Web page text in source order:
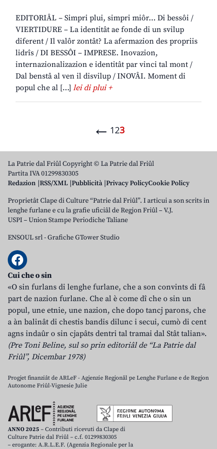
EDITORIÂL – Simpri plui, simpri miôr… Di bessôi /
VIERTIDURE – La identitât ae fonde di un svilup
diferent / Il valôr zontât? La afermazion des propriis
lidrîs / DI BESSÔI – IMPRESE. Inovazion,
internazionalizazion e identitât par vinci tal mont /
Dal benstâ al ven il disvilup / INOVÂI. Moment di
popul che al […] lei di plui +
← 123
La Patrie dal Friûl Copyright © La Patrie dal Friûl
Partita IVA 01299830305
Redazion RSS/XML Pubblicità Privacy PolicyCookie Policy
Proprietât Clape di Culture “Patrie dal Friûl”. I articui a son scrits in
lenghe furlane e cu la grafie uficiâl de Regjon Friûl – V.J.
USPI – Union Stampe Periodiche Taliane
ENSOUL srl-Grafiche GTower Studio
Cui che o sin
«O sin furlans di lenghe furlane, che a son convints di fâ
part de nazion furlane. Che al è come dî che o sin un
popul, une etnie, une nazion, che dopo tancj parons, che
a àn balinât di chestis bandis dilunc i secui, cumò di cent
agns indaûr o sin cjapâts dentri tal tramai dal Stât talian».
(Pre Toni Beline, sul so prin editoriâl de “La Patrie dal
Friûl”, Dicembar 1978)
Progjet finanziât de ARLeF - Agjenzie Regjonâl pe Lenghe Furlane e de Regjon
Autonome Friûl-Vignesie Julie
ANNO 2025 – Contributi ricevuti da Clape di
Culture Patrie dal Friûl – c.f. 01299830305
– erogante: A.R.L.E.F. (Agenzia Regionale per la